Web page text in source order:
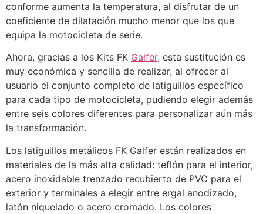
conforme aumenta la temperatura, al disfrutar de un
coeficiente de dilatación mucho menor que los que
equipa la motocicleta de serie.
Ahora, gracias a los Kits FK Galfer, esta sustitución es
muy económica y sencilla de realizar, al ofrecer al
usuario el conjunto completo de latiguillos específico
para cada tipo de motocicleta, pudiendo elegir además
entre seis colores diferentes para personalizar aún más
la transformación.
Los latiguillos metálicos FK Galfer están realizados en
materiales de la más alta calidad: teflón para el interior,
acero inoxidable trenzado recubierto de PVC para el
exterior y terminales a elegir entre ergal anodizado,
latón niquelado o acero cromado. Los colores